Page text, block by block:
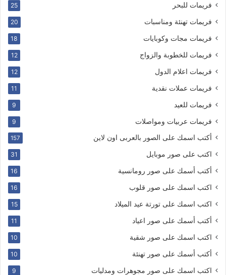
فريمات للبحر 25
فريمات تهنئة ومناسبات 20
فريمات مجات وكوبايات 18
فريمات للخطوبة والزواج 12
فريمات اعلام الدول 12
فريمات عملات نقدية 11
فريمات للعيد 9
فريمات عربيات ومواصلات 9
أكتب اسمك على الصور بالعربى اون لاين 157
اكتب على صور موبايل 31
أكتب أسمك على صور رومانسية 16
اكتب اسمك على صور قلوب 16
اكتب اسمك على تورتة عيد الميلاد 15
أكتب أسمك على صور اعياد 11
اكتب اسمك على صور شقية 10
أكتب أسمك على صور تهنئة 10
اكتب اسمك على صور مجوهرات ومدليات 9